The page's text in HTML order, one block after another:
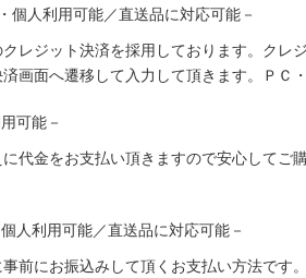
個人利用可能／直送品に対応可能－
レジット決済を採用しております。ク
画面へ遷移して入力して頂きます。ＰＣ
可能－
代金をお支払い頂きますので安心して
人利用可能／直送品に対応可能－
前にお振込みして頂くお支払い方法です。